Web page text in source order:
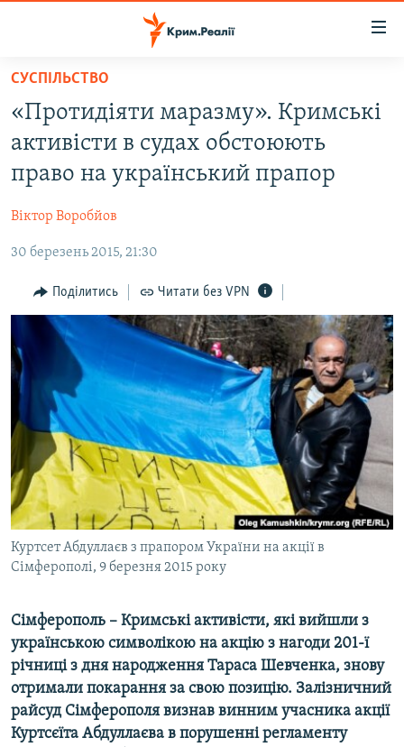
Перейти
основного
матеріалу
до
основної
навігації
Перейти
пошуку
ВОДА.КРИМ
БЛОГИ
ПОГЛЯД
ІНТЕРВ'Ю
ВСЕ ЗА ДЕНЬ
СПЕЦПРОЕКТИ
ДЕПОРТАЦІЯ
ВІДЕОУРОКИ «ELIFBE»
СВІДЧЕННЯ ОКУПАЦІЇ
УКРАЇНСЬКА ПРОБЛЕМА КРИМУ
ІНФОГРАФІКА
ЯК ОБІЙТИ БЛОКУВАННЯ
Русский
Qırımtatar
ДОЛУЧАЙСЯ!
СУСПІЛЬСТВО
«Протидіяти маразму». Кримські
активісти в судах обстоюють
право на український прапор
Віктор Воробйов
30 березень 2015, 21:30
Поділитись Читати без VPN
Куртсет Абдуллаєв з прапором України на акції в
Сімферополі, 9 березня 2015 року
Сімферополь – Кримські активісти, які вийшли з
українською символікою на акцію з нагоди 201-ї
річниці з дня народження Тараса Шевченка, знову
отримали покарання за свою позицію. Залізничний
райсуд Сімферополя визнав винним учасника акції
Куртсєїта Абдуллаєва в порушенні регламенту